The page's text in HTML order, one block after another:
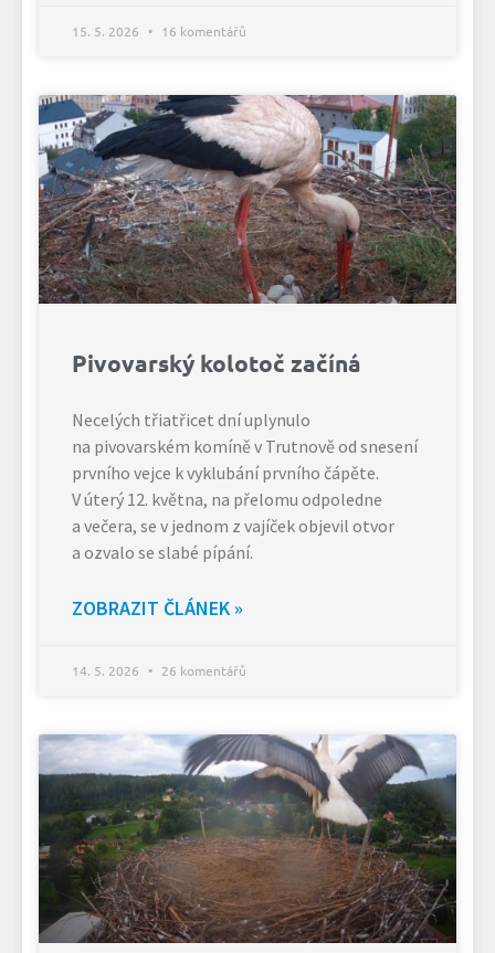
15. 5. 2026 16 komentářů
Pivovarský kolotoč začíná
Necelých třiatřicet dní uplynulo
na pivovarském komíně v Trutnově od snesení
prvního vejce k vyklubání prvního čápěte.
V úterý 12. května, na přelomu odpoledne
a večera, se v jednom z vajíček objevil otvor
a ozvalo se slabé pípání.
ZOBRAZIT ČLÁNEK »
14. 5. 2026 26 komentářů